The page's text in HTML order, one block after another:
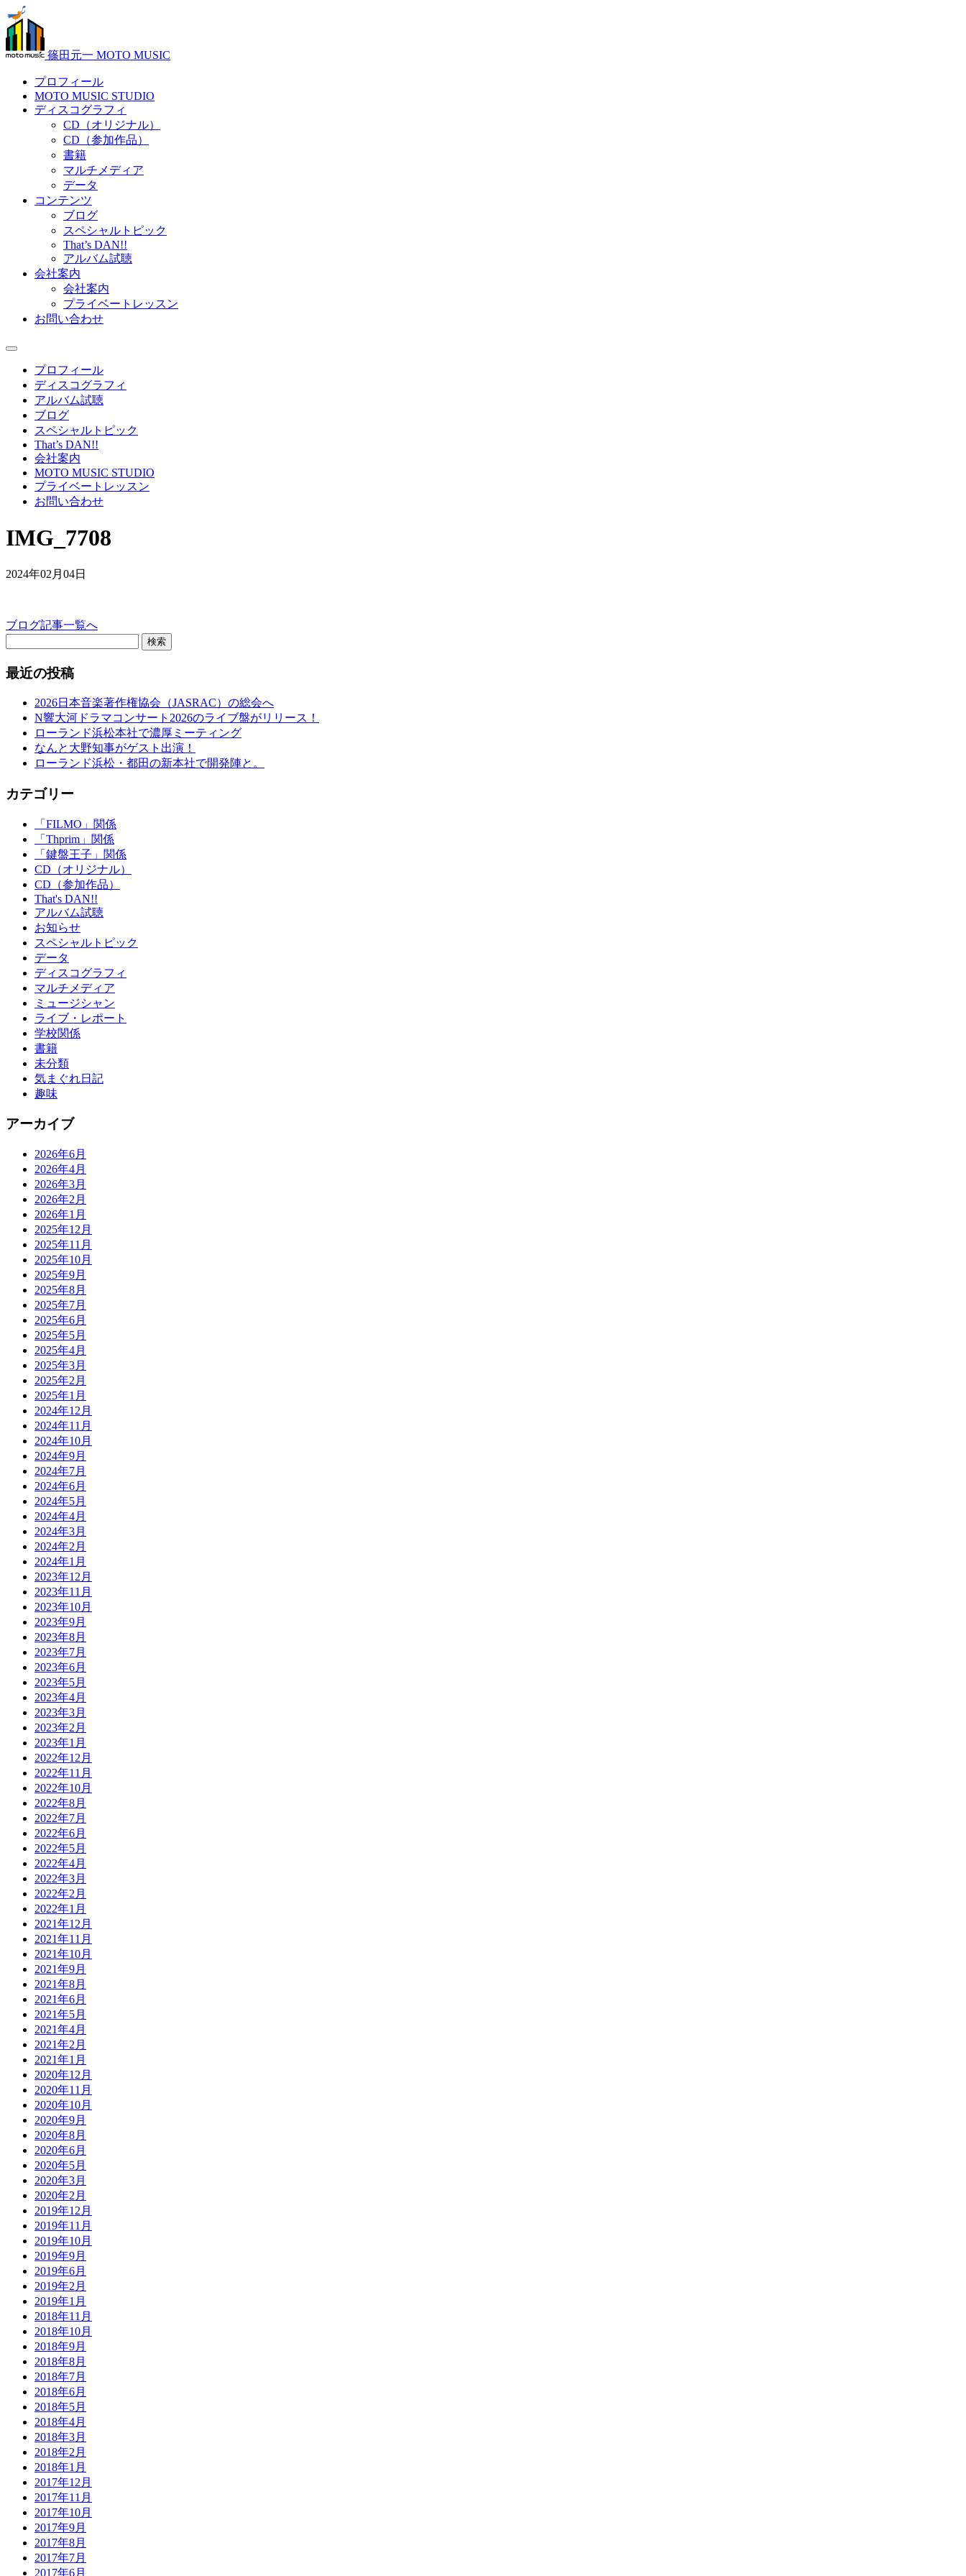
篠田元一 MOTO MUSIC
プロフィール
MOTO MUSIC STUDIO
ディスコグラフィ
CD（オリジナル）
CD（参加作品）
書籍
マルチメディア
データ
コンテンツ
ブログ
スペシャルトピック
That’s DAN!!
アルバム試聴
会社案内
会社案内
プライベートレッスン
お問い合わせ
プロフィール
ディスコグラフィ
アルバム試聴
ブログ
スペシャルトピック
That’s DAN!!
会社案内
MOTO MUSIC STUDIO
プライベートレッスン
お問い合わせ
IMG_7708
2024年02月04日
ブログ記事一覧へ
検索
最近の投稿
2026日本音楽著作権協会（JASRAC）の総会へ
N響大河ドラマコンサート2026のライブ盤がリリース！
ローランド浜松本社で濃厚ミーティング
なんと大野知事がゲスト出演！
ローランド浜松・都田の新本社で開発陣と。
カテゴリー
「FILMO」関係
「Thprim」関係
「鍵盤王子」関係
CD（オリジナル）
CD（参加作品）
That's DAN!!
アルバム試聴
お知らせ
スペシャルトピック
データ
ディスコグラフィ
マルチメディア
ミュージシャン
ライブ・レポート
学校関係
書籍
未分類
気まぐれ日記
趣味
アーカイブ
2026年6月
2026年4月
2026年3月
2026年2月
2026年1月
2025年12月
2025年11月
2025年10月
2025年9月
2025年8月
2025年7月
2025年6月
2025年5月
2025年4月
2025年3月
2025年2月
2025年1月
2024年12月
2024年11月
2024年10月
2024年9月
2024年7月
2024年6月
2024年5月
2024年4月
2024年3月
2024年2月
2024年1月
2023年12月
2023年11月
2023年10月
2023年9月
2023年8月
2023年7月
2023年6月
2023年5月
2023年4月
2023年3月
2023年2月
2023年1月
2022年12月
2022年11月
2022年10月
2022年8月
2022年7月
2022年6月
2022年5月
2022年4月
2022年3月
2022年2月
2022年1月
2021年12月
2021年11月
2021年10月
2021年9月
2021年8月
2021年6月
2021年5月
2021年4月
2021年2月
2021年1月
2020年12月
2020年11月
2020年10月
2020年9月
2020年8月
2020年6月
2020年5月
2020年3月
2020年2月
2019年12月
2019年11月
2019年10月
2019年9月
2019年6月
2019年2月
2019年1月
2018年11月
2018年10月
2018年9月
2018年8月
2018年7月
2018年6月
2018年5月
2018年4月
2018年3月
2018年2月
2018年1月
2017年12月
2017年11月
2017年10月
2017年9月
2017年8月
2017年7月
2017年6月